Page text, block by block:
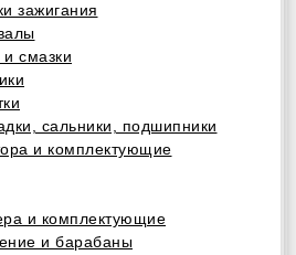
зажигания
смазки
сальники, подшипники
и комплектующие
и комплектующие
и барабаны